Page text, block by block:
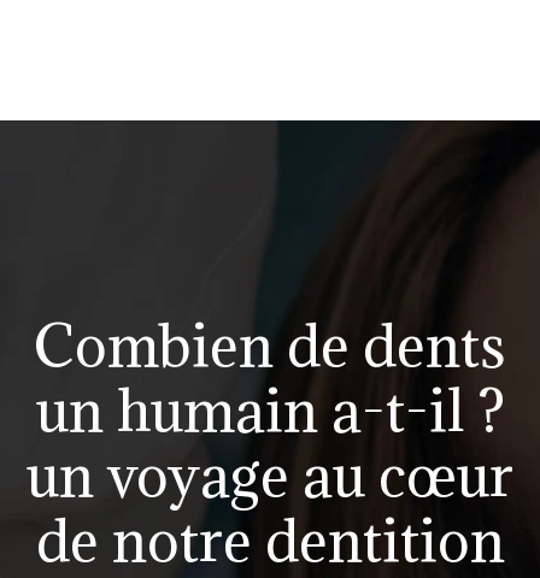
Combien de dents
un humain a-t-il ?
un voyage au cœur
de notre dentition